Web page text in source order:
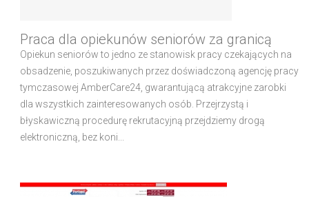
Praca dla opiekunów seniorów za granicą
Opiekun seniorów to jedno ze stanowisk pracy czekających na
obsadzenie, poszukiwanych przez doświadczoną agencję pracy
tymczasowej AmberCare24, gwarantującą atrakcyjne zarobki
dla wszystkich zainteresowanych osób. Przejrzystą i
błyskawiczną procedurę rekrutacyjną przejdziemy drogą
elektroniczną, bez koni...